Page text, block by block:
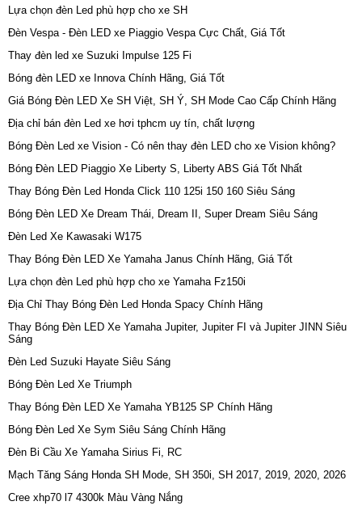
Lựa chọn đèn Led phù hợp cho xe SH
Đèn Vespa - Đèn LED xe Piaggio Vespa Cực Chất, Giá Tốt
Thay đèn led xe Suzuki Impulse 125 Fi
Bóng đèn LED xe Innova Chính Hãng, Giá Tốt
Giá Bóng Đèn LED Xe SH Việt, SH Ý, SH Mode Cao Cấp Chính Hãng
Địa chỉ bán đèn Led xe hơi tphcm uy tín, chất lượng
Bóng Đèn Led xe Vision - Có nên thay đèn LED cho xe Vision không?
Bóng Đèn LED Piaggio Xe Liberty S, Liberty ABS Giá Tốt Nhất
Thay Bóng Đèn Led Honda Click 110 125i 150 160 Siêu Sáng
Bóng Đèn LED Xe Dream Thái, Dream II, Super Dream Siêu Sáng
Đèn Led Xe Kawasaki W175
Thay Bóng Đèn LED Xe Yamaha Janus Chính Hãng, Giá Tốt
Lựa chọn đèn Led phù hợp cho xe Yamaha Fz150i
Địa Chỉ Thay Bóng Đèn Led Honda Spacy Chính Hãng
Thay Bóng Đèn LED Xe Yamaha Jupiter, Jupiter FI và Jupiter JINN Siêu
Sáng
Đèn Led Suzuki Hayate Siêu Sáng
Bóng Đèn Led Xe Triumph
Thay Bóng Đèn LED Xe Yamaha YB125 SP Chính Hãng
Bóng Đèn Led Xe Sym Siêu Sáng Chính Hãng
Đèn Bi Cầu Xe Yamaha Sirius Fi, RC
Mạch Tăng Sáng Honda SH Mode, SH 350i, SH 2017, 2019, 2020, 2026
Cree xhp70 l7 4300k Màu Vàng Nắng